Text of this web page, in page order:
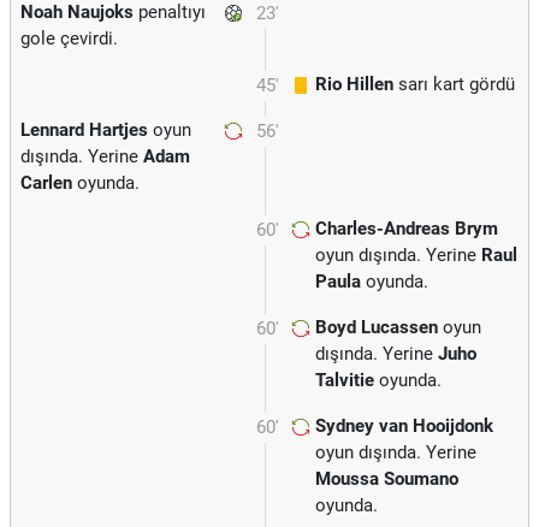
23'
Noah Naujoks penaltıyı
gole çevirdi.
45' Rio Hillen sarı kart gördü
56'
Lennard Hartjes oyun
dışında. Yerine Adam
Carlen oyunda.
60'
Charles-Andreas Brym
oyun dışında. Yerine Raul
Paula oyunda.
60' Boyd Lucassen oyun
dışında. Yerine Juho
Talvitie oyunda.
60'
Sydney van Hooijdonk
oyun dışında. Yerine
Moussa Soumano
oyunda.